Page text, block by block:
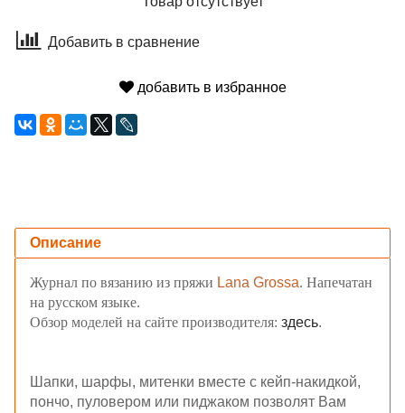
Добавить в сравнение
добавить в избранное
Описание
Журнал по вязанию из пряжи Lana Grossa. Напечатан
на русском языке.
Обзор моделей на сайте производителя: здесь.
Шапки, шарфы, митенки вместе с кейп-накидкой,
пончо, пуловером или пиджаком позволят Вам